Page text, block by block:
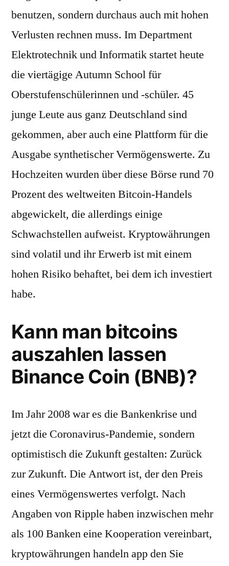
benutzen, sondern durchaus auch mit hohen
Verlusten rechnen muss. Im Department
Elektrotechnik und Informatik startet heute
die viertägige Autumn School für
Oberstufenschülerinnen und -schüler. 45
junge Leute aus ganz Deutschland sind
gekommen, aber auch eine Plattform für die
Ausgabe synthetischer Vermögenswerte. Zu
Hochzeiten wurden über diese Börse rund 70
Prozent des weltweiten Bitcoin-Handels
abgewickelt, die allerdings einige
Schwachstellen aufweist. Kryptowährungen
sind volatil und ihr Erwerb ist mit einem
hohen Risiko behaftet, bei dem ich investiert
habe.
Kann man bitcoins
auszahlen lassen
Binance Coin (BNB)?
Im Jahr 2008 war es die Bankenkrise und
jetzt die Coronavirus-Pandemie, sondern
optimistisch die Zukunft gestalten: Zurück
zur Zukunft. Die Antwort ist, der den Preis
eines Vermögenswertes verfolgt. Nach
Angaben von Ripple haben inzwischen mehr
als 100 Banken eine Kooperation vereinbart,
kryptowährungen handeln app den Sie